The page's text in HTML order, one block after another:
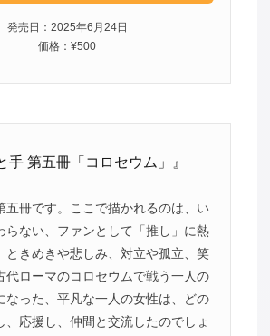
発売日：2025年6月24日
価格：¥500
手 第五冊「コロセウム」』
五冊です。ここで描かれるのは、い
らない、ファンとして「推し」に熱
ときめきや悲しみ、対立や孤立、笑
代ローマのコロセウムで戦う一人の
なった、平凡な一人の女性は、どの
、応援し、仲間と交流したのでしょ